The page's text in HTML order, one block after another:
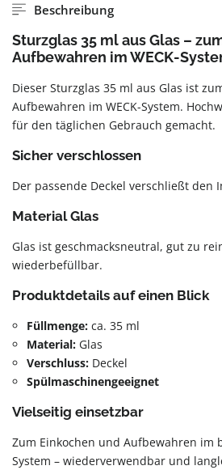
Beschreibung
Sturzglas 35 ml aus Glas –
Aufbewahren im WECK-
Dieser Sturzglas 35 ml aus Glas ist
Aufbewahren im WECK-System.
für den täglichen Gebrauch gemacht.
Sicher verschlossen
Der passende Deckel verschließt den
Material Glas
Glas ist geschmacksneutral, gut zu
wiederbefüllbar.
Produktdetails auf einen Blick
Füllmenge: ca. 35 ml
Material: Glas
Verschluss: Deckel
Spülmaschinengeeignet
Vielseitig einsetzbar
Zum Einkochen und Aufbewahren im
System – wiederverwendbar und